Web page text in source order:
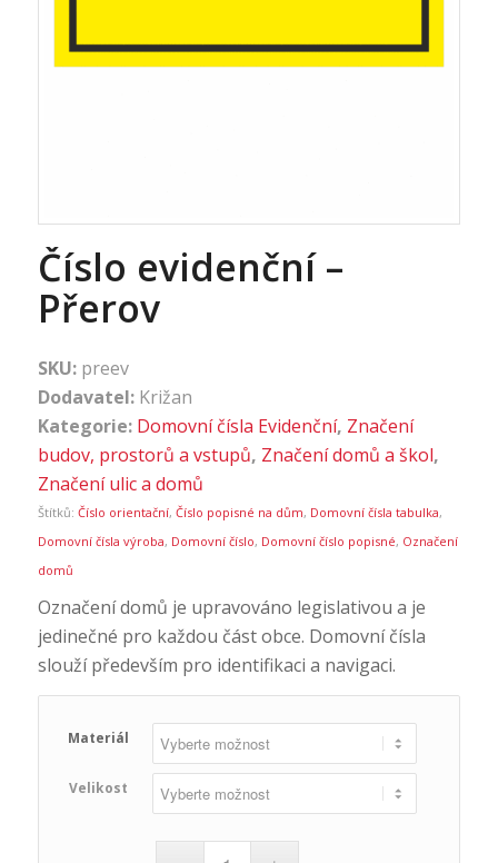
Číslo evidenční –
Přerov
SKU: preev
Dodavatel: Križan
Kategorie: Domovní čísla Evidenční, Značení
budov, prostorů a vstupů, Značení domů a škol,
Značení ulic a domů
Štítků: Číslo orientační, Číslo popisné na dům, Domovní čísla tabulka,
Domovní čísla výroba, Domovní číslo, Domovní číslo popisné, Označení
domů
Označení domů je upravováno legislativou a je
jedinečné pro každou část obce. Domovní čísla
slouží především pro identifikaci a navigaci.
Materiál
Velikost